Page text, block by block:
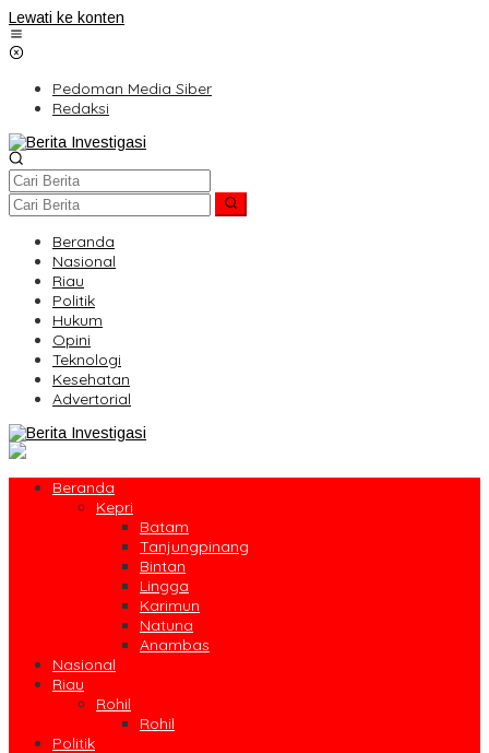
Lewati ke konten
Pedoman Media Siber
Redaksi
Beranda
Nasional
Riau
Politik
Hukum
Opini
Teknologi
Kesehatan
Advertorial
Beranda
Kepri
Batam
Tanjungpinang
Bintan
Lingga
Karimun
Natuna
Anambas
Nasional
Riau
Rohil
Rohil
Politik